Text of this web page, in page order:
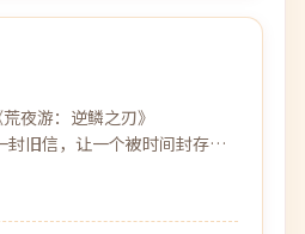
夜游：逆鳞之刃》
封旧信，让一个被时间封存的
、守候与原谅。